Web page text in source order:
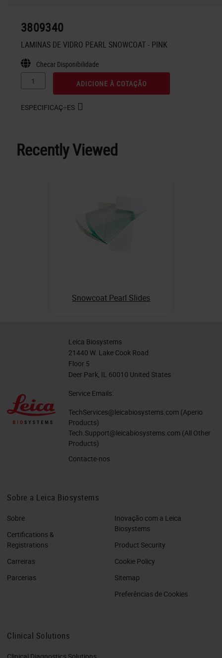
3809340
LAMINAS DE VIDRO PEARL SNOWCOAT - PINK
Checar Disponibilidade
ADICIONE À COTAÇÃO
ESPECIFICAÇ÷ES
Recently Viewed
Snowcoat Pearl Slides
Leica Biosystems
21440 W. Lake Cook Road
Floor 5
Deer Park, IL 60010 United States
Service Emails:
TechServices@leicabiosystems.com (Aperio
Products)
Tech.Support@leicabiosystems.com (All Other
Products)
Contacte-nos
Sobre a Leica Biosystems
Sobre
Certifications &
Registrations
Carreiras
Parcerias
Inovação com a Leica
Biosystems
Product Security
Cookie Policy
Sitemap
Preferências de Cookies
Clinical Solutions